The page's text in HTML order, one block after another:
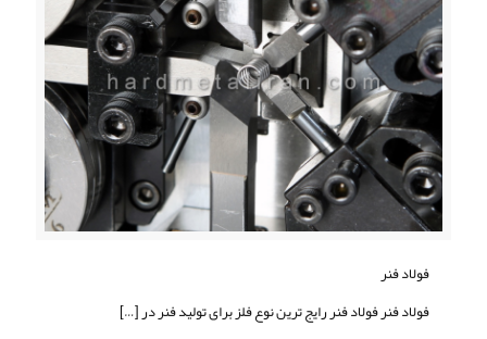
فولاد فنر
فولاد فنر فولاد فنر رایج ترین نوع فلز برای تولید فنر در[…]